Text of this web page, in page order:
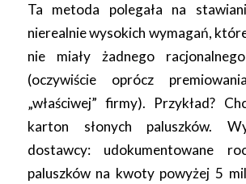
Ta metoda polegała na
nierealnie wysokich wymagań,
nie miały żadnego
(oczywiście oprócz
„właściwej” firmy). Przykład?
karton słonych paluszków.
dostawcy: udokumentowane
paluszków na kwoty powyżej 5